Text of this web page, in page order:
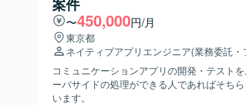
〜450,000円/月
東京都
ネイティブアプリエンジニア(業務委託・
コミュニケーションアプリの開発・テスト
ーバサイドの処理ができる人であればそち
います。